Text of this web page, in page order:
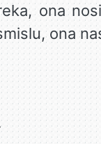
ona
ona